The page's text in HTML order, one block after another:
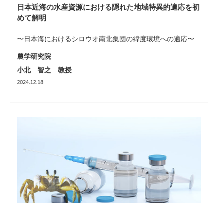
日本近海の水産資源における隠れた地域特異的適応を初
めて解明
〜日本海におけるシロウオ南北集団の緯度環境への適応〜
農学研究院
小北 智之 教授
2024.12.18